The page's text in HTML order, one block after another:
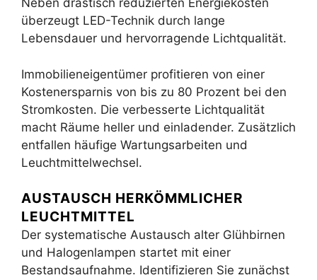
Neben drastisch reduzierten Energiekosten
überzeugt LED-Technik durch lange
Lebensdauer und hervorragende Lichtqualität.
Immobilieneigentümer profitieren von einer
Kostenersparnis von bis zu 80 Prozent bei den
Stromkosten. Die verbesserte Lichtqualität
macht Räume heller und einladender. Zusätzlich
entfallen häufige Wartungsarbeiten und
Leuchtmittelwechsel.
AUSTAUSCH HERKÖMMLICHER
LEUCHTMITTEL
Der systematische Austausch alter Glühbirnen
und Halogenlampen startet mit einer
Bestandsaufnahme. Identifizieren Sie zunächst